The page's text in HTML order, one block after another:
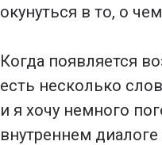
окунуться в то, о
Когда появляется
есть несколько
и я хочу немного
внутреннем